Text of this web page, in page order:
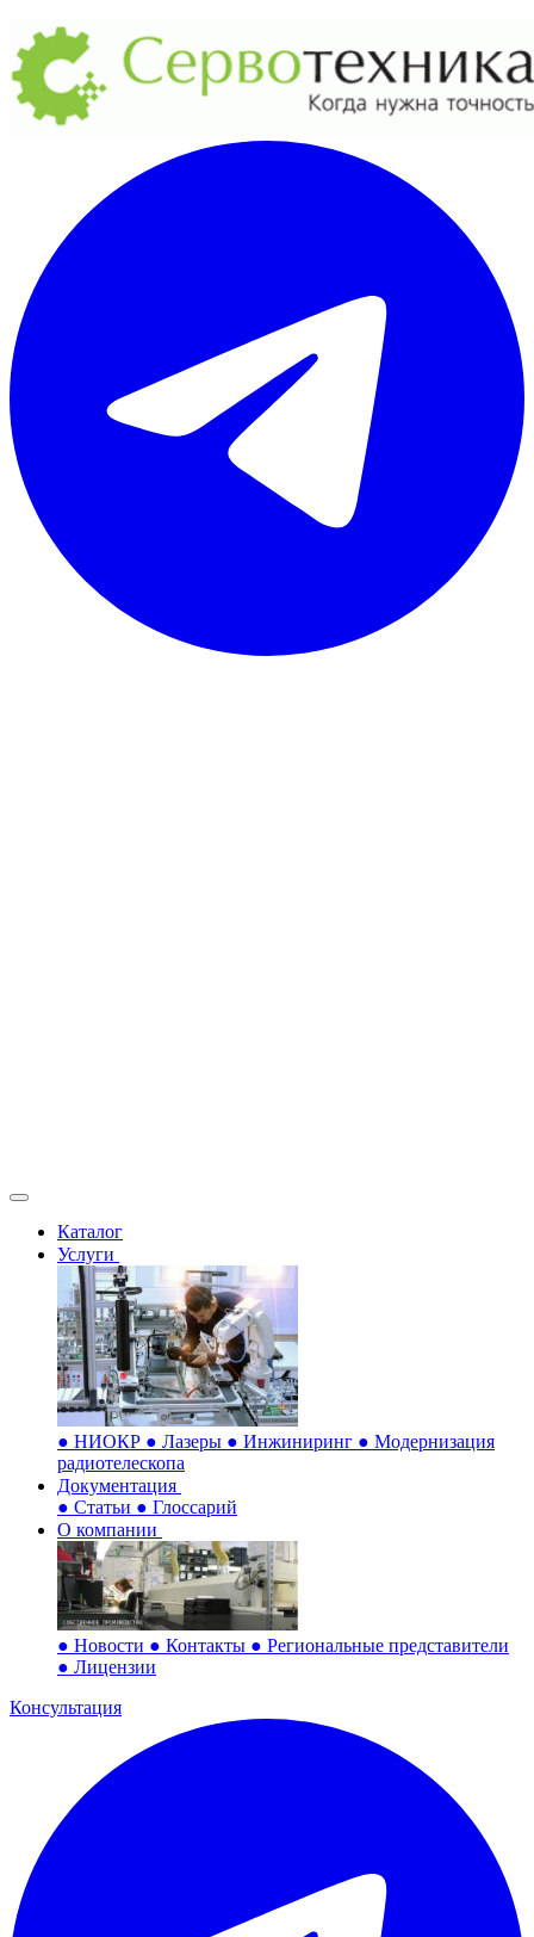
Каталог
Услуги
● НИОКР ● Лазеры ● Инжиниринг ● Модернизация
радиотелескопа
Документация
● Статьи ● Глоссарий
О компании
● Новости ● Контакты ● Региональные представители
● Лицензии
Консультация